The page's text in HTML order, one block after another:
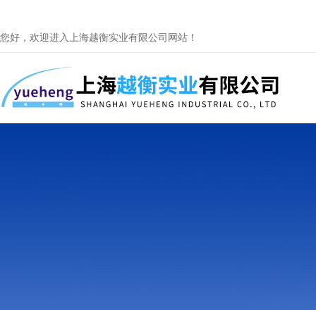
您好，欢迎进入上海越衡实业有限公司网站！